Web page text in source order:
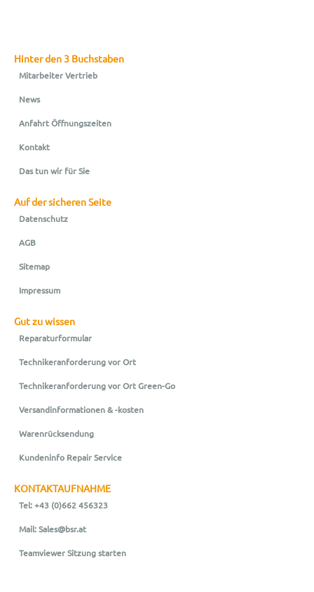
Hinter den 3 Buchstaben
Mitarbeiter Vertrieb
News
Anfahrt Öffnungszeiten
Kontakt
Das tun wir für Sie
Auf der sicheren Seite
Datenschutz
AGB
Sitemap
Impressum
Gut zu wissen
Reparaturformular
Technikeranforderung vor Ort
Technikeranforderung vor Ort Green-Go
Versandinformationen & -kosten
Warenrücksendung
Kundeninfo Repair Service
KONTAKTAUFNAHME
Tel: +43 (0)662 456323
Mail: Sales@bsr.at
Teamviewer Sitzung starten